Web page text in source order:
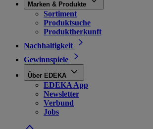
Marken & Produkte
Sortiment
Produktsuche
Produktherkunft
Nachhaltigkeit
Gewinnspiele
Über EDEKA
EDEKA App
Newsletter
Verbund
Jobs